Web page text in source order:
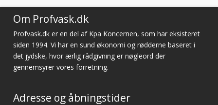
Om Profvask.dk
Profvask.dk er en del af Kpa Koncernen, som har eksisteret
siden 1994. Vi har en sund økonomi og rødderne baseret i
det jydske, hvor ærlig rådgivning er nøgleord der
gennemsyrer vores forretning.
Adresse og åbningstider